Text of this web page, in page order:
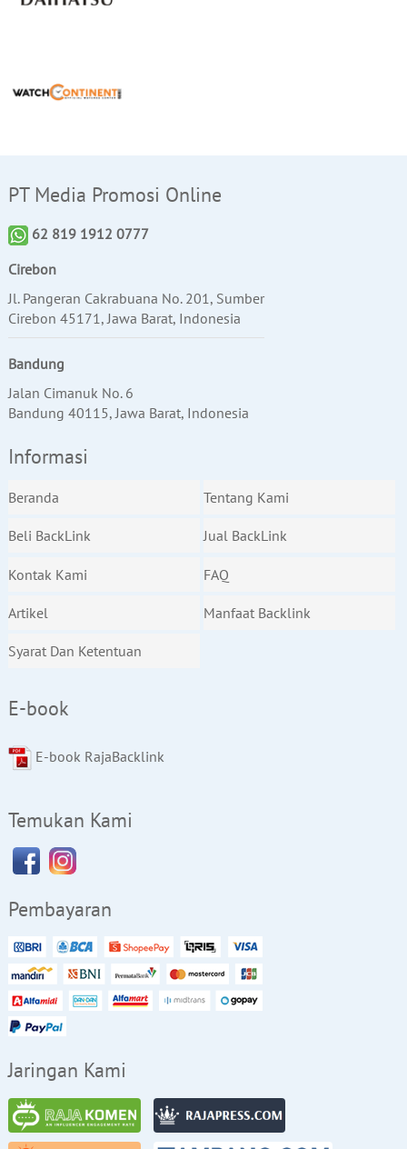
PT Media Promosi Online
62 819 1912 0777
Cirebon
Jl. Pangeran Cakrabuana No. 201, Sumber
Cirebon 45171, Jawa Barat, Indonesia
Bandung
Jalan Cimanuk No. 6
Bandung 40115, Jawa Barat, Indonesia
Informasi
Beranda Tentang Kami
Beli BackLink Jual BackLink
Kontak Kami FAQ
Artikel Manfaat Backlink
Syarat Dan Ketentuan
E-book
E-book RajaBacklink
Temukan Kami
Pembayaran
Jaringan Kami